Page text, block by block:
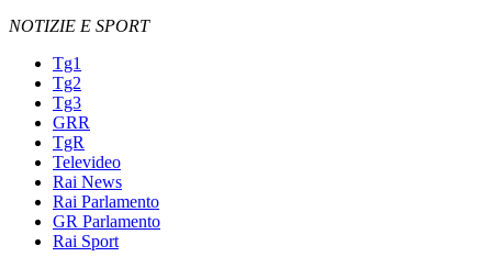
NOTIZIE E SPORT
Tg1
Tg2
Tg3
GRR
TgR
Televideo
Rai News
Rai Parlamento
GR Parlamento
Rai Sport